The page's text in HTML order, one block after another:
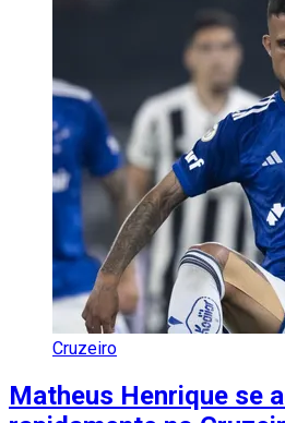
Cruzeiro
Matheus Henrique se